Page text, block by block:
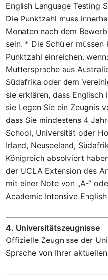
English Language Testing
Die Punktzahl muss
Monaten nach dem
sein. * Die Schüler müssen
Punktzahl einreichen,
Muttersprache aus
Südafrika oder dem
sie erklären, dass
sie Legen Sie ein Zeugnis
dass Sie mindestens 4
School, Universität oder
Irland, Neuseeland,
Königreich absolviert
der UCLA Extension des
mit einer Note von „A-“
Academic Intensive
4. Universitätszeugnisse
Offizielle Zeugnisse der
Sprache von Ihrer